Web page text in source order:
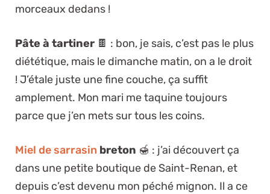
morceaux dedans !
Pâte à tartiner 🍫 : bon, je sais, c’est pas le plus
diététique, mais le dimanche matin, on a le droit
! J’étale juste une fine couche, ça suffit
amplement. Mon mari me taquine toujours
parce que j’en mets sur tous les coins.
Miel de sarrasin breton 🍯 : j’ai découvert ça
dans une petite boutique de Saint-Renan, et
depuis c’est devenu mon péché mignon. Il a ce